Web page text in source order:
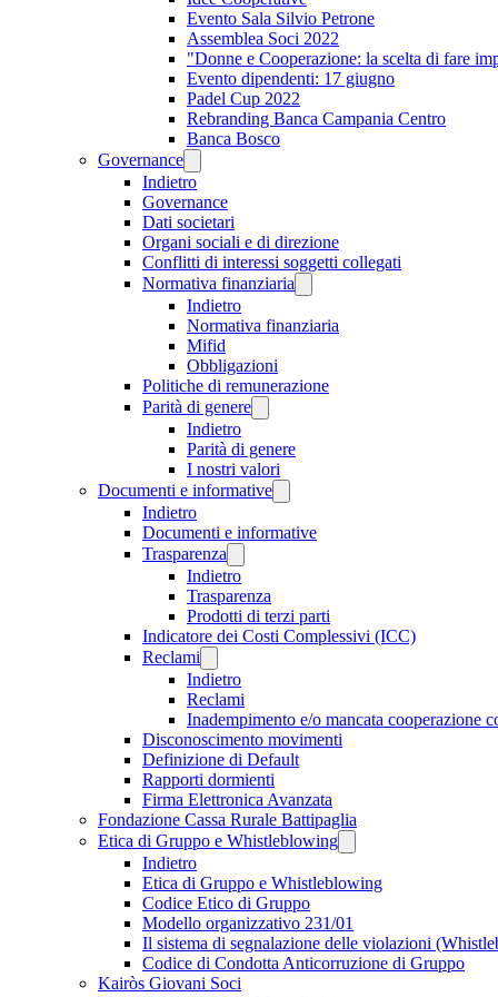
Evento Sala Silvio Petrone
Assemblea Soci 2022
"Donne e Cooperazione: la scelta di fare
Evento dipendenti: 17 giugno
Padel Cup 2022
Rebranding Banca Campania Centro
Banca Bosco
Governance
Indietro
Governance
Dati societari
Organi sociali e di direzione
Conflitti di interessi soggetti collegati
Normativa finanziaria
Indietro
Normativa finanziaria
Mifid
Obbligazioni
Politiche di remunerazione
Parità di genere
Indietro
Parità di genere
I nostri valori
Documenti e informative
Indietro
Documenti e informative
Trasparenza
Indietro
Trasparenza
Prodotti di terzi parti
Indicatore dei Costi Complessivi (ICC)
Reclami
Indietro
Reclami
Inadempimento e/o mancata cooperazione
Disconoscimento movimenti
Definizione di Default
Rapporti dormienti
Firma Elettronica Avanzata
Fondazione Cassa Rurale Battipaglia
Etica di Gruppo e Whistleblowing
Indietro
Etica di Gruppo e Whistleblowing
Codice Etico di Gruppo
Modello organizzativo 231/01
Il sistema di segnalazione delle violazioni
Codice di Condotta Anticorruzione di Gruppo
Kairòs Giovani Soci